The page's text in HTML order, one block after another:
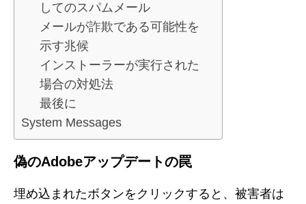
してのスパムメール
メールが詐欺である可能性を
示す兆候
インストーラーが実行された
場合の対処法
最後に
System Messages
偽のAdobeアップデートの罠
埋め込まれたボタンをクリックすると、被害者は